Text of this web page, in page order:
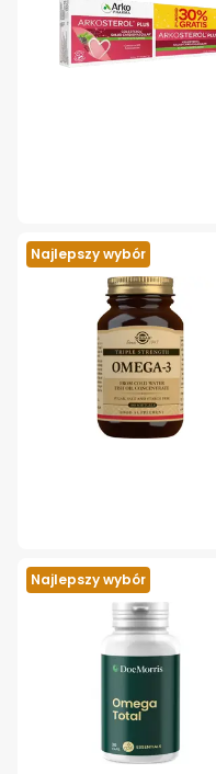
Najlepszy wybór
Najlepszy wybór